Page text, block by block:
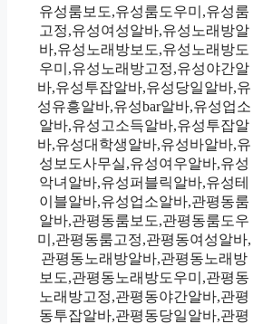
유성룸보도,유성룸도우미,유성룸
고정,유성여성알바,유성노래방알
바,유성노래방보도,유성노래방도
우미,유성노래방고정,유성야간알
바,유성투잡알바,유성당일알바,유
성유흥알바,유성bar알바,유성업소
알바,유성고소득알바,유성투잡알
바,유성대학생알바,유성바알바,유
성보도사무실,유성여우알바,유성
악녀알바,유성퍼블릭알바,유성테
이블알바,유성업소알바,관평동룸
알바,관평동룸보도,관평동룸도우
미,관평동룸고정,관평동여성알바,
관평동노래방알바,관평동노래방
보도,관평동노래방도우미,관평동
노래방고정,관평동야간알바,관평
동투잡알바,관평동당일알바,관평